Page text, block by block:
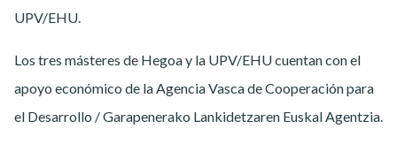
UPV/EHU.
Los tres másteres de Hegoa y la UPV/EHU cuentan con el
apoyo económico de la Agencia Vasca de Cooperación para
el Desarrollo / Garapenerako Lankidetzaren Euskal Agentzia.